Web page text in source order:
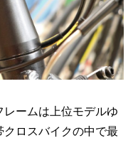
ームは上位モデルゆ
ロスバイクの中で最